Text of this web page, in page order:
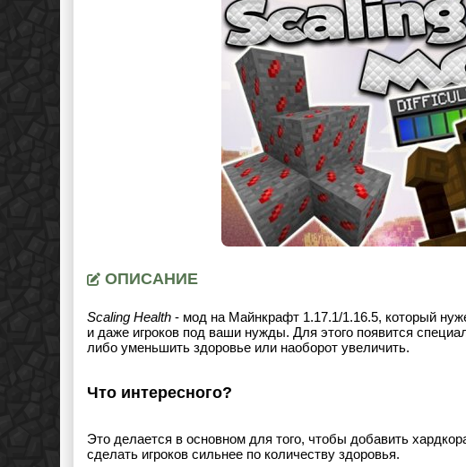
ОПИСАНИЕ
Scaling Health - мод на Майнкрафт 1.17.1/1.16.5, который
и даже игроков под ваши нужды. Для этого появится
либо уменьшить здоровье или наоборот увеличить.
Что интересного?
Это делается в основном для того, чтобы добавить
сделать игроков сильнее по количеству здоровья.